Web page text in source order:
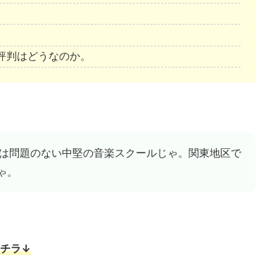
はどうなのか。
問題のない中堅の音楽スクールじゃ。関東地区で
チラ↓